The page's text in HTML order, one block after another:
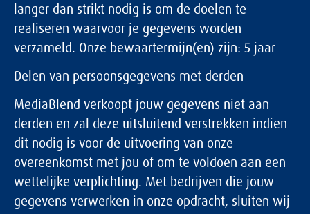
langer dan strikt nodig is om de doelen te
realiseren waarvoor je gegevens worden
verzameld. Onze bewaartermijn(en) zijn: 5 jaar
Delen van persoonsgegevens met derden
MediaBlend verkoopt jouw gegevens niet aan
derden en zal deze uitsluitend verstrekken indien
dit nodig is voor de uitvoering van onze
overeenkomst met jou of om te voldoen aan een
wettelijke verplichting. Met bedrijven die jouw
gegevens verwerken in onze opdracht, sluiten wij